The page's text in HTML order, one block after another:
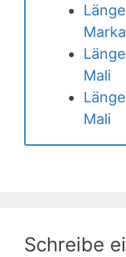
Mali
Mali
Schreibe